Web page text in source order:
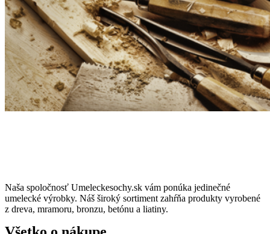
Naša spoločnosť Umeleckesochy.sk vám ponúka jedinečné
umelecké výrobky. Náš široký sortiment zahŕňa produkty vyrobené
z dreva, mramoru, bronzu, betónu a liatiny.